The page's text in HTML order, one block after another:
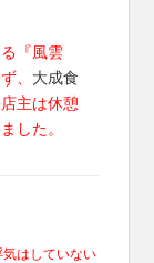
『風雲
、 大成食
主は休憩
した。
はしていない